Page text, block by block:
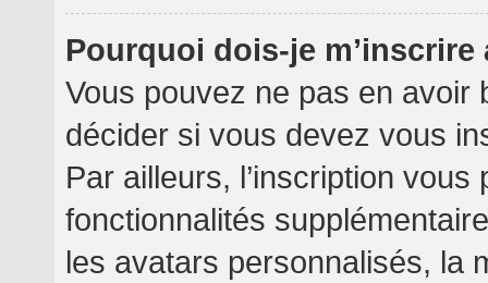
Pourquoi dois-je
Vous pouvez ne pas en avoir
décider si vous devez vous
Par ailleurs, l’inscription
fonctionnalités
les avatars personnalisés, la